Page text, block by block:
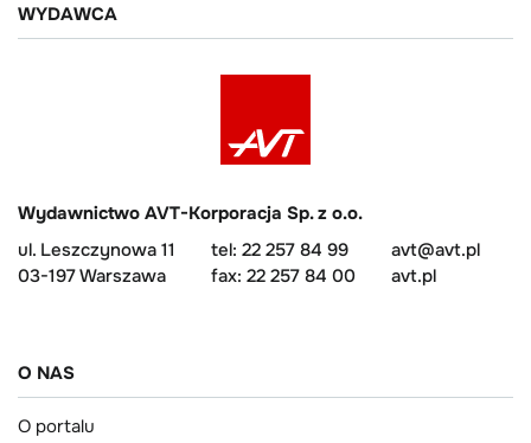
WYDAWCA
Wydawnictwo AVT-Korporacja Sp. z o.o.
ul. Leszczynowa 11
03-197 Warszawa
tel: 22 257 84 99
fax: 22 257 84 00
avt@avt.pl
avt.pl
O NAS
O portalu